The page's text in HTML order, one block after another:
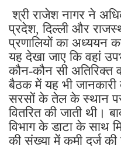
श्री राजेश नागर ने
प्रदेश, दिल्ली और
प्रणालियों का अध्ययन
यह देखा जाए कि वहां
कौन-कौन सी अतिरिक्त
बैठक में यह भी जानकारी
सरसों के तेल के स्थान
वितरित की जाती थी।
विभाग के डाटा के साथ
की संख्या में कमी दर्ज की